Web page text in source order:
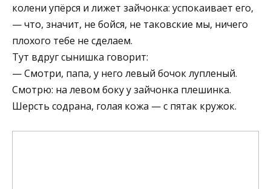
колени упёрся и лижет зайчонка: успокаивает его,
— что, значит, не бойся, не таковские мы, ничего
плохого тебе не сделаем.
Тут вдруг сынишка говорит:
— Смотри, папа, у него левый бочок лупленый.
Смотрю: на левом боку у зайчонка плешинка.
Шерсть содрана, голая кожа — с пятак кружок.